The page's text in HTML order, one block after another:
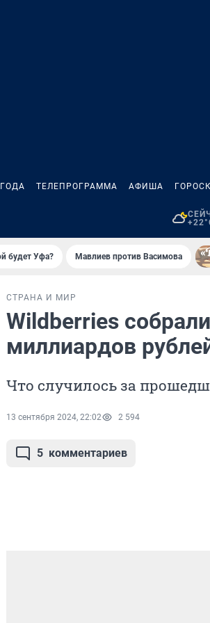
ТЕЛЕПРОГРАММА АФИША
будет Уфа? Мавлиев против Васимова
СТРАНА И МИР
Wildberries
миллиардов
Что случилось за
13 сентября 2024, 22:02 2 594
5 комментариев